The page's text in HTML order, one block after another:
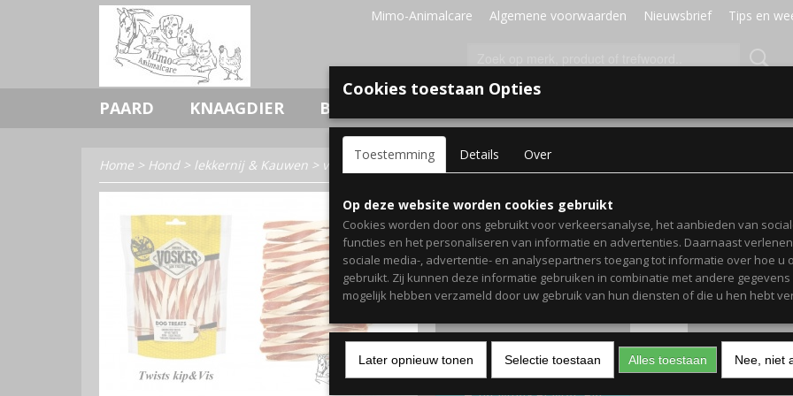
Mimo-Animalcare Algemene voorwaarden Nieuwsbrief Tips en
PAARD KNAAGDIER BOERDERIJ DIER
Home > Hond> lekkernij & Kauwen > verwennen>Voskes twists kip&vis 100gr
Voskes twists kip&vis
€ 3,30 (inclusief btw 21%)
✓Op voorraad
nummer naam inhoud
Cookies toestaan Opties
Toestemming Details Over
Op deze website worden cookies gebruikt
Cookies worden door ons gebruikt voor verkeersanalyse, het aanbieden van
functies en het personaliseren van informatie en advertenties. Daarnaast
sociale media-, advertentie- en analysepartners toegang tot informatie over hoe u
gebruikt. Zij kunnen deze informatie gebruiken in combinatie met andere gegevens
mogelijk hebben verzameld door uw gebruik van hun diensten of die u hen hebt
Later opnieuw tonen Selectie toestaan Alles toestaan Nee, niet